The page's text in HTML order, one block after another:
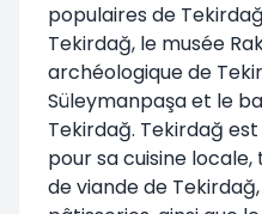
populaires de
Tekirdağ, le musée
archéologique de
Süleymanpaşa et le
Tekirdağ. Tekirdağ
pour sa cuisine
de viande de